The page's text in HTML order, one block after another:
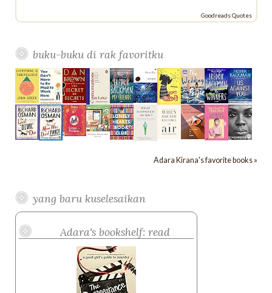
Goodreads Quotes
buku-buku di rak favoritku
Adara Kirana's favorite books »
yang baru kuselesaikan
Adara's bookshelf: read